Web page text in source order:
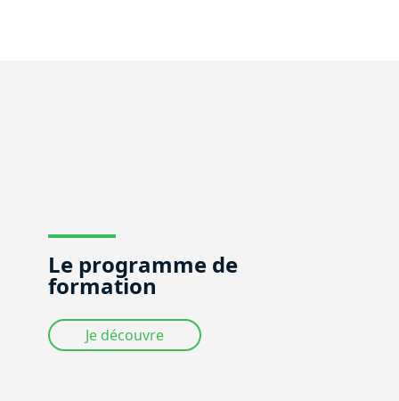
Le programme de
formation
Je découvre